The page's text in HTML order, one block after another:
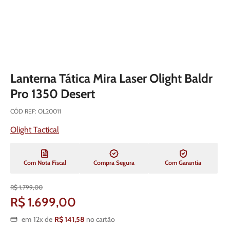
Lanterna Tática Mira Laser Olight Baldr
Pro 1350 Desert
CÓD REF: OL20011
Olight Tactical
Com Nota Fiscal Compra Segura Com Garantia
R$ 1.799,00
R$ 1.699,00
em 12x de R$141,58 no cartão